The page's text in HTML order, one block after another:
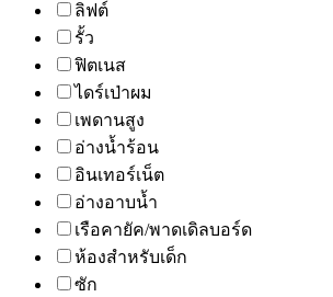
ลิฟต์
รั้ว
ฟิตเนส
ไดร์เป่าผม
เพดานสูง
อ่างน้ำร้อน
อินเทอร์เน็ต
อ่างอาบน้ำ
เรือคายัค/พาดเดิลบอร์ด
ห้องสำหรับเด็ก
ซัก